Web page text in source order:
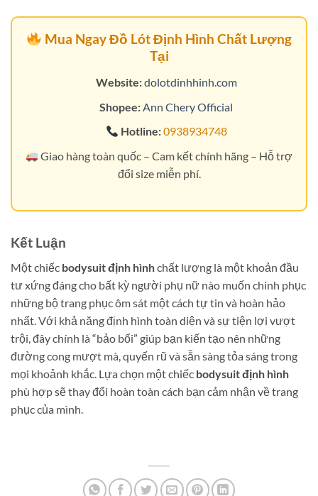
Mua Ngay Đồ Lót Định Hình Chất Lượng
Tại
Website:dolotdinhhinh.com
Shopee: Ann Chery Official
Hotline:0938934748
Giao hàng toàn quốc – Cam kết chính hãng – Hỗ trợ
đổi size miễn phí.
Kết Luận
Một chiếc bodysuit định hìnhchất lượng là một khoản đầu
tư xứng đáng cho bất kỳ người phụ nữ nào muốn chinh phục
những bộ trang phục ôm sát một cách tự tin và hoàn hảo
nhất. Với khả năng định hình toàn diện và sự tiện lợi vượt
trội, đây chính là “bảo bối” giúp bạn kiến tạo nên những
đường cong mượt mà, quyến rũ và sẵn sàng tỏa sáng trong
mọi khoảnh khắc. Lựa chọn một chiếc bodysuit định hình
phù hợp sẽ thay đổi hoàn toàn cách bạn cảm nhận về trang
phục của mình.